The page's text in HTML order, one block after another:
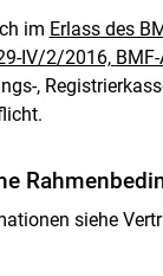
im Erlass des
IV/2/2016,
,
siehe